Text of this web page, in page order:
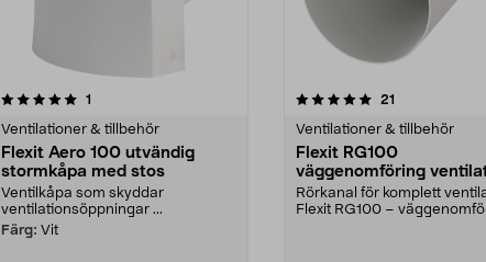
1
Ventilationer & tillbehör
Flexit Aero 100 utvändig
stormkåpa med stos
Ventilkåpa som skyddar
ventilationsöppningar ...
Färg: Vit
5.0av 5 stjärnor 21
Ventilationer & tillbehör
Flexit RG100
väggenomföring
100 x 350 mm
Rörkanal för komplett
Flexit RG100 –